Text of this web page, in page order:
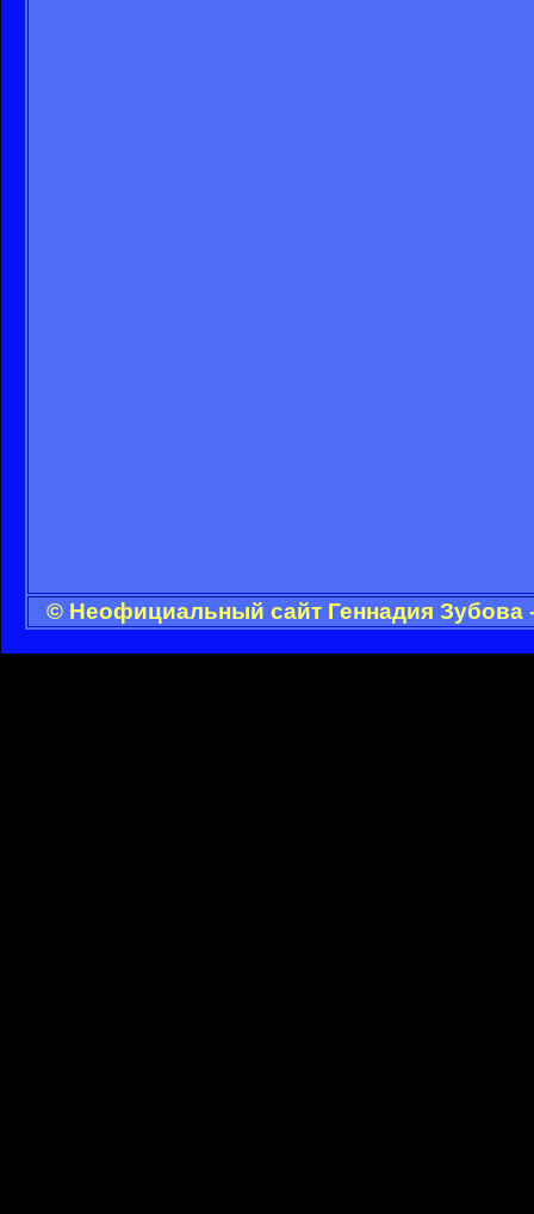
© Неофициальный сайт Геннадия Зубова